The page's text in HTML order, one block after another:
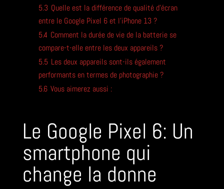
5.3 Quelle est la différence de qualité d’écran
entre le Google Pixel 6 et l’iPhone 13 ?
5.4 Comment la durée de vie de la batterie se
compare-t-elle entre les deux appareils ?
5.5 Les deux appareils sont-ils également
performants en termes de photographie ?
5.6 Vous aimerez aussi :
Le Google Pixel 6: Un
smartphone qui
change la donne